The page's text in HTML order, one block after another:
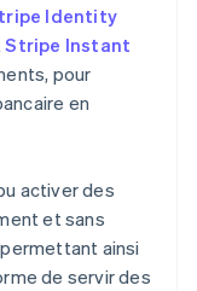
Identity
Stripe Instant
pour
en
activer des
et sans
ainsi
de servir des